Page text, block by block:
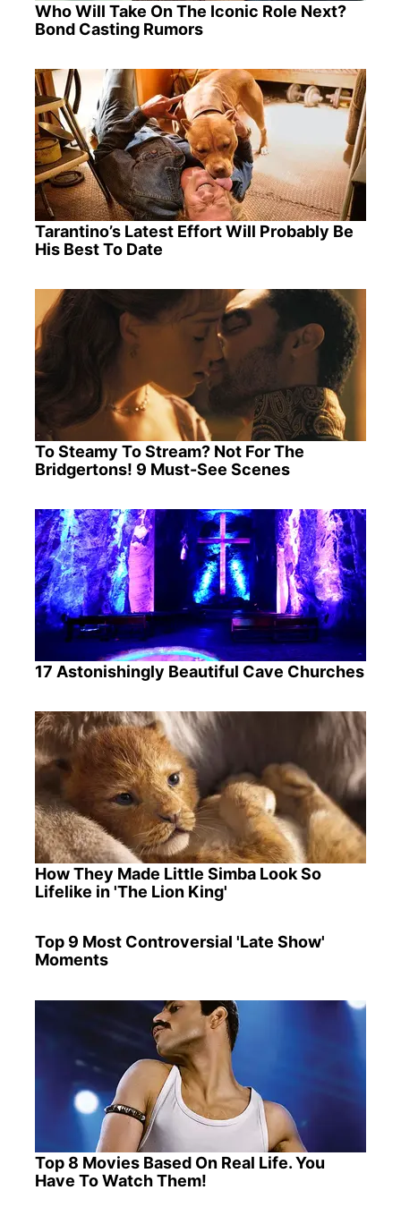
Who Will Take On The Iconic Role Next?
Bond Casting Rumors
Tarantino’s Latest Effort Will Probably Be
His Best To Date
To Steamy To Stream? Not For The
Bridgertons! 9 Must-See Scenes
17 Astonishingly Beautiful Cave Churches
How They Made Little Simba Look So
Lifelike in 'The Lion King'
Top 9 Most Controversial 'Late Show'
Moments
Top 8 Movies Based On Real Life. You
Have To Watch Them!